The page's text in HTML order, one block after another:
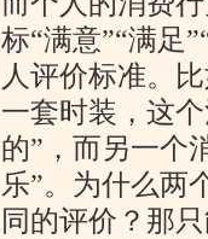
标“满意”“满足
人评价标准。
一套时装，这
的”，而另一个
乐”。为什么两
同的评价？那